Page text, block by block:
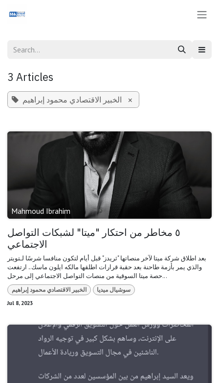
3 Articles
الخبير الاقتصادي محمود إبراهيم ×
Mahmoud Ibrahim
٥ مخاطر من احتكار "ميتا" لشبكات التواصل
الاجتماعي
بعد اطلاق شركة ميتا لآخر منصاتها "ثريدز" قبل أيام لتكون منافسا شرسًا لـتويتر
والذي يمر بأزمة طاحنة بعد حقبة قرارات اطلقها مالكه ايلون ماسك.. ارتفعت
حصة ميتا السوقية من منصات التواصل الاجتماعي إلى مرحل...
الخبير الاقتصادي محمود إبراهيم
سوشيال ميديا
Jul 8, 2023